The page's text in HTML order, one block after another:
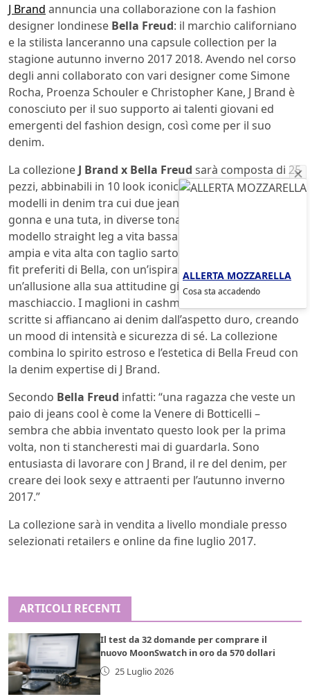
J Brand annuncia una collaborazione con la fashion
designer londinese Bella Freud: il marchio californiano
e la stilista lanceranno una capsule collection per la
stagione autunno inverno 2017 2018. Avendo nel corso
degli anni collaborato con vari designer come Simone
Rocha, Proenza Schouler e Christopher Kane, J Brand è
conosciuto per il suo supporto ai talenti giovani ed
emergenti del fashion design, così come per il suo
denim.
La collezione J Brand x Bella Freud sarà composta di 25
pezzi, abbinabili in 10 look iconici, e comprenderà vari
modelli in denim tra cui due jeans, una giacca, una
gonna e una tuta, in diverse tonalità indigo e nere. Il
modello straight leg a vita bassa e quello a gamba
ampia e vita alta con taglio sartoriale rappresentano i
fit preferiti di Bella, con un’ispirazione agli anni ’70 e
un’allusione alla sua attitudine giovane e da
maschiaccio. I maglioni in cashmere e lana merino con
scritte si affiancano ai denim dall’aspetto duro, creando
un mood di intensità e sicurezza di sé. La collezione
combina lo spirito estroso e l’estetica di Bella Freud con
la denim expertise di J Brand.
Secondo Bella Freud infatti: “una ragazza che veste un
paio di jeans cool è come la Venere di Botticelli –
sembra che abbia inventato questo look per la prima
volta, non ti stancheresti mai di guardarla. Sono
entusiasta di lavorare con J Brand, il re del denim, per
creare dei look sexy e attraenti per l’autunno inverno
2017.”
La collezione sarà in vendita a livello mondiale presso
selezionati retailers e online da fine luglio 2017.
ARTICOLI RECENTI
Il test da 32 domande per comprare il
nuovo MoonSwatch in oro da 570 dollari
25 Luglio 2026
ALLERTA MOZZARELLA
Cosa sta accadendo